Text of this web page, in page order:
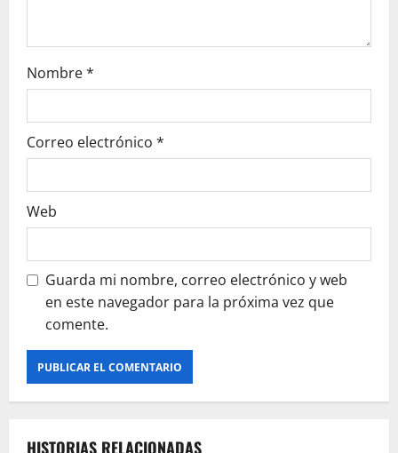
t
a
a
s
Nombre*
Correo electrónico *
Web
Guarda mi nombre, correo electrónico y web
en este navegador para la próxima vez que
comente.
HISTORIAS RELACIONADAS